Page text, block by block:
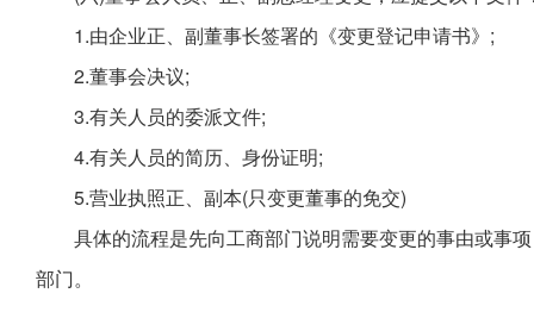
1.由企业正、副董事长签署的《变更登记申请书》;
2.董事会决议;
3.有关人员的委派文件;
4.有关人员的简历、身份证明;
5.营业执照正、副本(只变更董事的免交)
具体的流程是先向工商部门说明需要变更的事由或事
部门。